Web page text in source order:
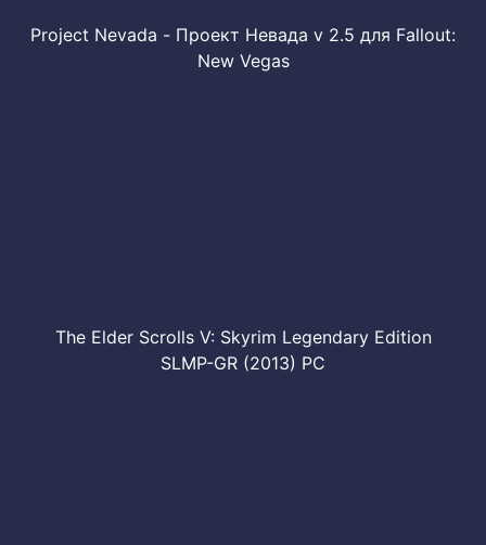
Project Nevada - Проект Невада v 2.5 для Fallout:
New Vegas
The Elder Scrolls V: Skyrim Legendary Edition
SLMP-GR (2013) PC